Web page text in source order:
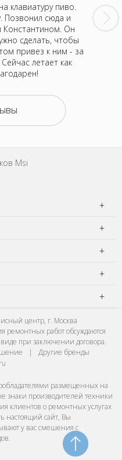
клавиатуру пиво.
Позвонил сюда и
Он
сделать, чтобы
привез к ним - за
летает как
в
Msi
центр, г. Москва
ремонтных работ обсуждаются
при заключении договора.
|
Другие бренды
размещенных на
знаки производителей техники
клиентов о ремонтных услугах
настоящий сайт, Вы
у вас смешения с